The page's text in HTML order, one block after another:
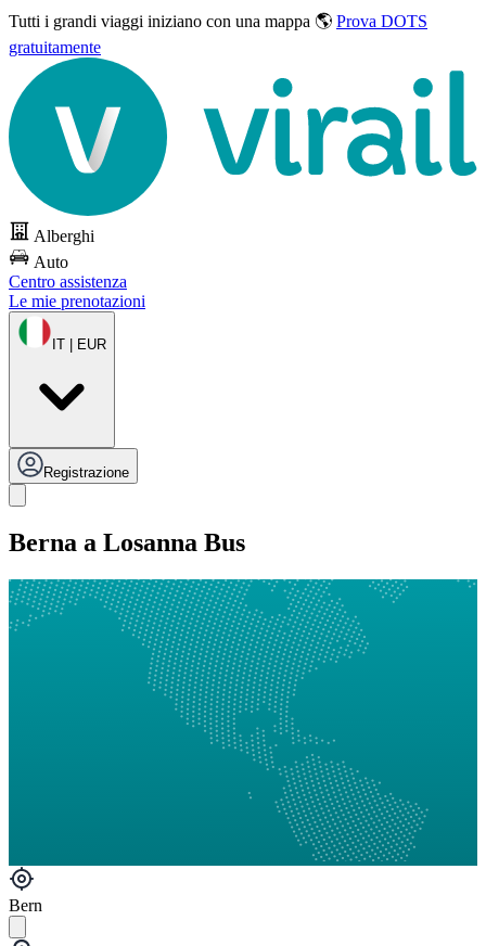
Tutti i grandi viaggi iniziano con una mappa 🌎 Prova DOTS
gratuitamente
Alberghi
Auto
Centro assistenza
Le mie prenotazioni
IT | EUR
Registrazione
Berna a Losanna Bus
Bern